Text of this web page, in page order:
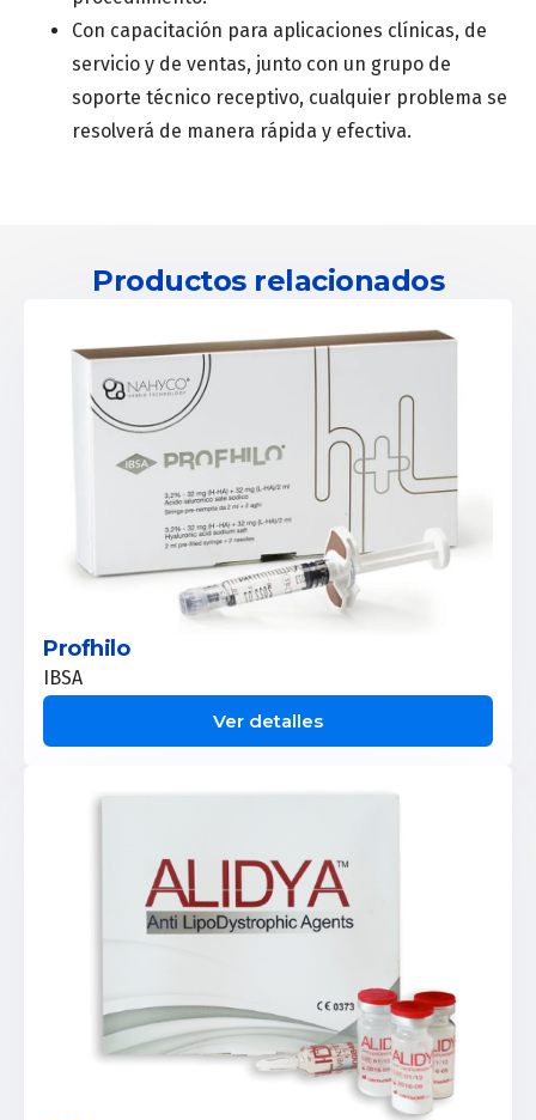
Con capacitación para aplicaciones clínicas, de
servicio y de ventas, junto con un grupo de
soporte técnico receptivo, cualquier problema se
resolverá de manera rápida y efectiva.
Productos relacionados
Profhilo
IBSA
Ver detalles